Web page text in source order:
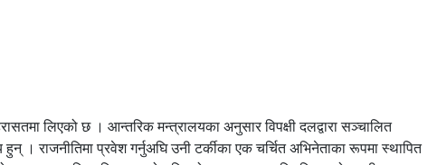
लिएको छ । आन्तरिक मन्त्रालयका अनुसार विपक्षी दलद्वारा सञ्चालित
। राजनीतिमा प्रवेश गर्नुअघि उनी टर्कीका एक चर्चित अभिनेताका रूपमा स्थापित